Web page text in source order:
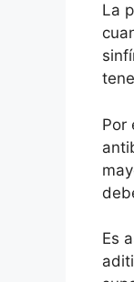
La
Por
Es